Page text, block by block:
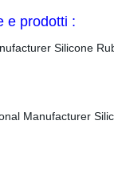
e prodotti :